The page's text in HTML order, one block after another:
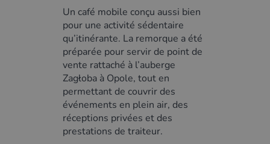
Un café mobile conçu aussi bien
pour une activité sédentaire
qu’itinérante. La remorque a été
préparée pour servir de point de
vente rattaché à l’auberge
Zagłoba à Opole, tout en
permettant de couvrir des
événements en plein air, des
réceptions privées et des
prestations de traiteur.